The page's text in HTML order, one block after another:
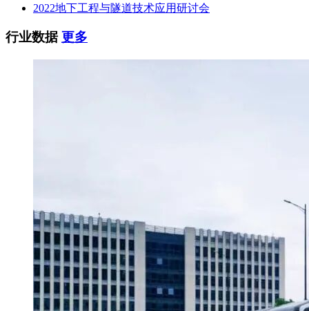
2022地下工程与隧道技术应用研讨会
行业数据更多